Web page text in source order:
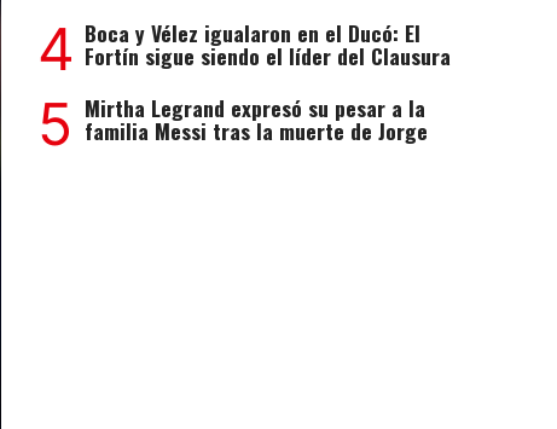
4 Boca y Vélez igualaron en el Ducó: El
Fortín sigue siendo el líder del Clausura
5 Mirtha Legrand expresó su pesar a la
familia Messi tras la muerte de Jorge